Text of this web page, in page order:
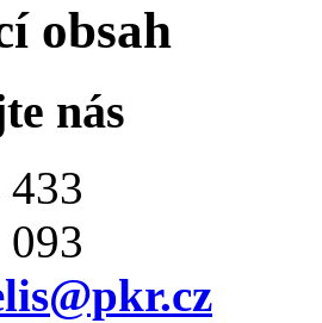
obsah
nás
433
093